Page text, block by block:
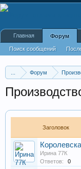
Форум
Заголовок
Ирина 77К
Ответов:
0
Главная Форум
Поиск сообщений